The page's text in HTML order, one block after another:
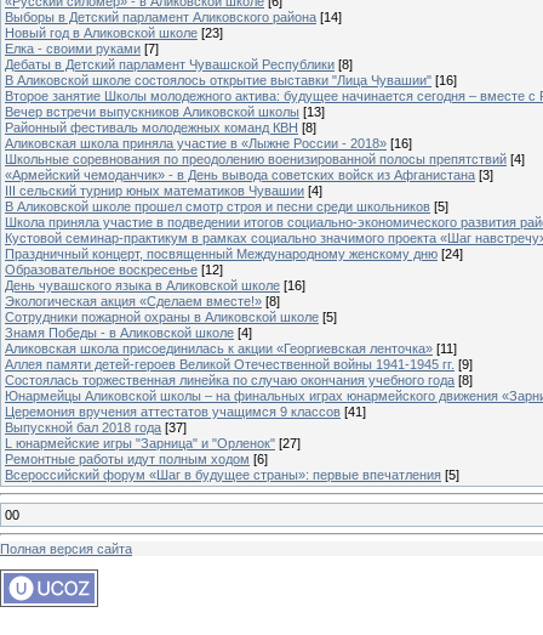
Выборы в Детский парламент Аликовского района [14]
Новый год в Аликовской школе [23]
Елка - своими руками [7]
Дебаты в Детский парламент Чувашской Республики [8]
В Аликовской школе состоялось открытие выставки "Лица Чувашии" [16]
Второе занятие Школы молодежного актива: будущее начинается сегодня – вместе
Вечер встречи выпускников Аликовской школы [13]
Районный фестиваль молодежных команд КВН [8]
Аликовская школа приняла участие в «Лыжне России - 2018» [16]
Школьные соревнования по преодолению военизированной полосы препятствий [4]
«Армейский чемоданчик» - в День вывода советских войск из Афганистана [3]
III сельский турнир юных математиков Чувашии [4]
В Аликовской школе прошел смотр строя и песни среди школьников [5]
Школа приняла участие в подведении итогов социально-экономического развития
Кустовой семинар-практикум в рамках социально значимого проекта «Шаг
Праздничный концерт, посвященный Международному женскому дню [24]
Образовательное воскресенье [12]
День чувашского языка в Аликовской школе [16]
Экологическая акция «Сделаем вместе!» [8]
Сотрудники пожарной охраны в Аликовской школе [5]
Знамя Победы - в Аликовской школе [4]
Аликовская школа присоединилась к акции «Георгиевская ленточка» [11]
Аллея памяти детей-героев Великой Отечественной войны 1941-1945 гг. [9]
Cостоялась торжественная линейка по случаю окончания учебного года [8]
Юнармейцы Аликовской школы – на финальных играх юнармейского движения
Церемония вручения аттестатов учащимся 9 классов [41]
Выпускной бал 2018 года [37]
L юнармейские игры "Зарница" и "Орленок" [27]
Ремонтные работы идут полным ходом [6]
Всероссийский форум «Шаг в будущее страны»: первые впечатления [5]
00
Полная версия сайта